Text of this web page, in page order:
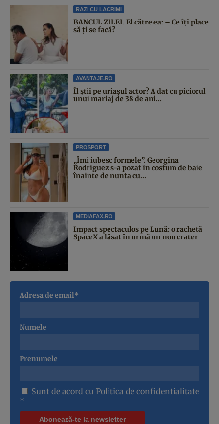
RAZI CU LACRIMI
BANCUL ZILEI. El către ea: – Ce îți place
să ți se facă?
AVANTAJE.RO
Îl știi pe uriașul actor? A dat cu piciorul
unui mariaj de 38 de ani...
PROSPORT
„Îmi iubesc formele”. Georgina
Rodriguez s-a pozat în costum de baie
înainte de nunta cu...
MEDIAFAX.RO
Impact spectaculos pe Lună: o rachetă
SpaceX a lăsat în urmă un nou crater
Adresa de email*
Numele
Prenumele
Sunt de acord cu Politica de confidentialitate
*